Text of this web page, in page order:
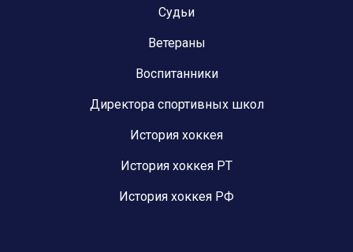
Судьи
Ветераны
Воспитанники
Директора спортивных школ
История хоккея
История хоккея РТ
История хоккея РФ